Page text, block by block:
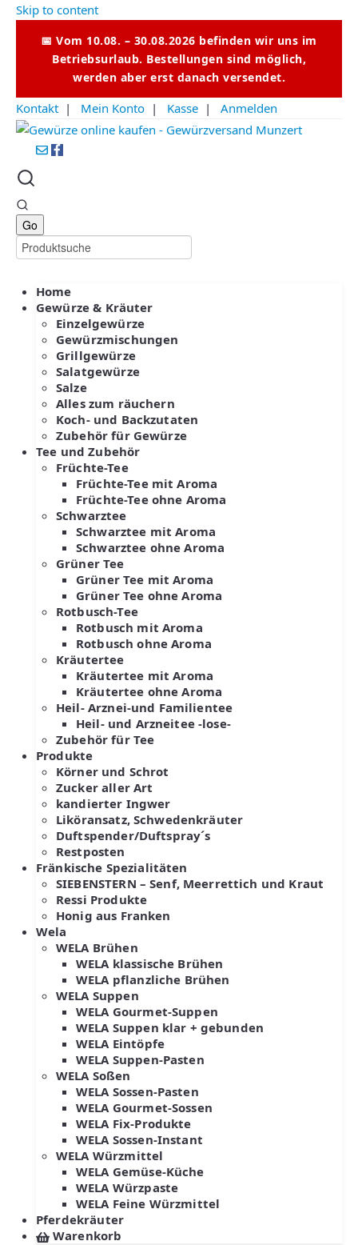
Skip to content
📅 Vom 10.08. – 30.08.2026 befinden wir uns im
Betriebsurlaub. Bestellungen sind möglich,
werden aber erst danach versendet.
Kontakt | Mein Konto | Kasse | Anmelden
Home
Gewürze & Kräuter
Einzelgewürze
Gewürzmischungen
Grillgewürze
Salatgewürze
Salze
Alles zum räuchern
Koch- und Backzutaten
Zubehör für Gewürze
Tee und Zubehör
Früchte-Tee
Früchte-Tee mit Aroma
Früchte-Tee ohne Aroma
Schwarztee
Schwarztee mit Aroma
Schwarztee ohne Aroma
Grüner Tee
Grüner Tee mit Aroma
Grüner Tee ohne Aroma
Rotbusch-Tee
Rotbusch mit Aroma
Rotbusch ohne Aroma
Kräutertee
Kräutertee mit Aroma
Kräutertee ohne Aroma
Heil- Arznei-und Familientee
Heil- und Arzneitee -lose-
Zubehör für Tee
Produkte
Körner und Schrot
Zucker aller Art
kandierter Ingwer
Liköransatz, Schwedenkräuter
Duftspender/Duftspray´s
Restposten
Fränkische Spezialitäten
SIEBENSTERN – Senf, Meerrettich und Kraut
Ressi Produkte
Honig aus Franken
Wela
WELA Brühen
WELA klassische Brühen
WELA pflanzliche Brühen
WELA Suppen
WELA Gourmet-Suppen
WELA Suppen klar + gebunden
WELA Eintöpfe
WELA Suppen-Pasten
WELA Soßen
WELA Sossen-Pasten
WELA Gourmet-Sossen
WELA Fix-Produkte
WELA Sossen-Instant
WELA Würzmittel
WELA Gemüse-Küche
WELA Würzpaste
WELA Feine Würzmittel
Pferdekräuter
Warenkorb